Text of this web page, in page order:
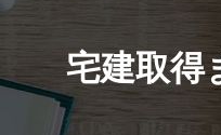
宅建取得